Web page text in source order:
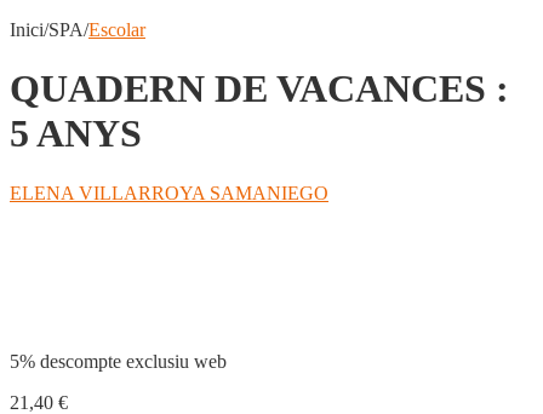
Inici/SPA/Escolar
QUADERN DE VACANCES :
5 ANYS
ELENA VILLARROYA SAMANIEGO
5% descompte exclusiu web
21,40 €